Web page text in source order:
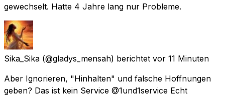
gewechselt. Hatte 4 Jahre lang nur Probleme.
Sika_Sika (@gladys_mensah) berichtet vor 11 Minuten
Aber Ignorieren, "Hinhalten" und falsche Hoffnungen
geben? Das ist kein Service @1und1service Echt